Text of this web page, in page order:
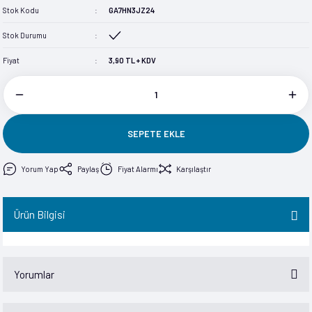
Stok Kodu GA7HN3JZ24
Stok Durumu
Fiyat 3,90 TL + KDV
SEPETE EKLE
Yorum Yap Paylaş Fiyat Alarmı Karşılaştır
Ürün Bilgisi
Yorumlar